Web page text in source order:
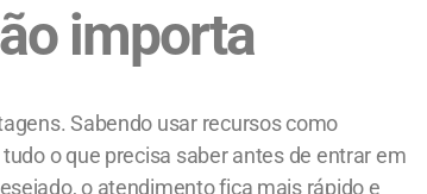
importa
Sabendo usar recursos como
o que precisa saber antes de entrar em
o atendimento fica mais rápido e